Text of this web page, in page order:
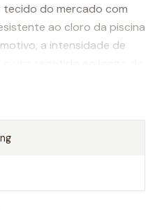
tecido do mercado com
ao cloro da piscina
a intensidade de
de banho mais